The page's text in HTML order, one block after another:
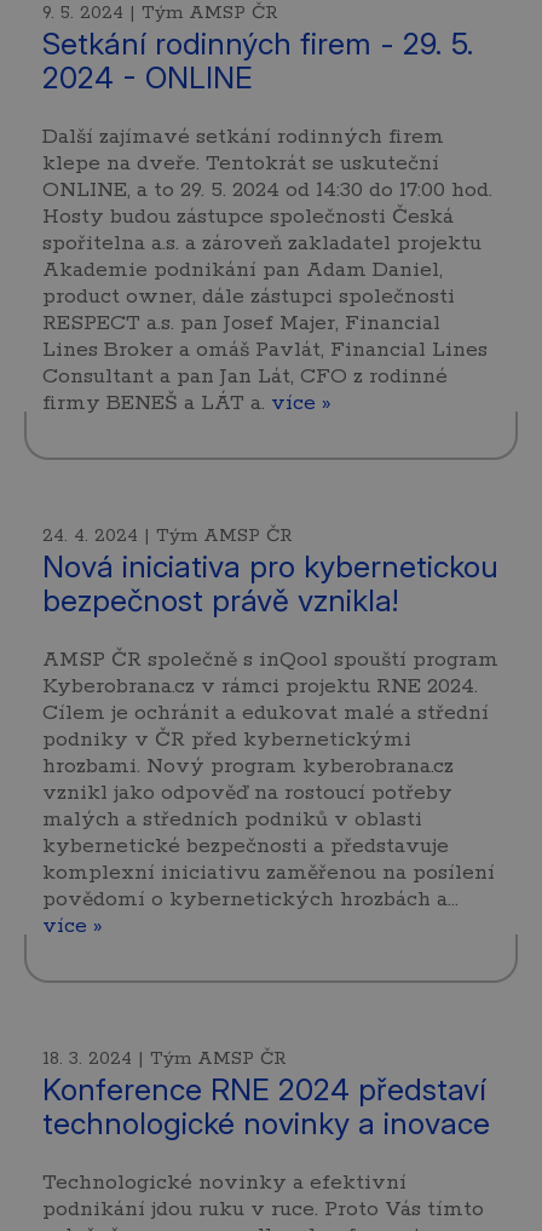
9. 5. 2024 | Tým AMSP ČR
Setkání rodinných firem - 29. 5.
2024 - ONLINE
Další zajímavé setkání rodinných firem
klepe na dveře. Tentokrát se uskuteční
ONLINE, a to 29. 5. 2024 od 14:30 do 17:00 hod.
Hosty budou zástupce společnosti Česká
spořitelna a.s. a zároveň zakladatel projektu
Akademie podnikání pan Adam Daniel,
product owner, dále zástupci společnosti
RESPECT a.s. pan Josef Majer, Financial
Lines Broker a omáš Pavlát, Financial Lines
Consultant a pan Jan Lát, CFO z rodinné
firmy BENEŠ a LÁT a. více »
24. 4. 2024 | Tým AMSP ČR
Nová iniciativa pro kybernetickou
bezpečnost právě vznikla!
AMSP ČR společně s inQool spouští program
Kyberobrana.cz v rámci projektu RNE 2024.
Cílem je ochránit a edukovat malé a střední
podniky v ČR před kybernetickými
hrozbami. Nový program kyberobrana.cz
vznikl jako odpověď na rostoucí potřeby
malých a středních podniků v oblasti
kybernetické bezpečnosti a představuje
komplexní iniciativu zaměřenou na posílení
povědomí o kybernetických hrozbách a...
více »
18. 3. 2024 | Tým AMSP ČR
Konference RNE 2024 představí
technologické novinky a inovace
Technologické novinky a efektivní
podnikání jdou ruku v ruce. Proto Vás tímto